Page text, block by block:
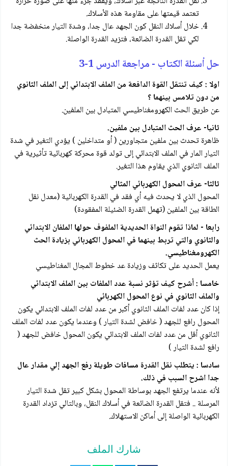
تعتمد قيمتها على مقاومة هذه الأسلاك.
خلال أسلاك النقل كون الجهد عال جدا، وشدة التيار منخفضة جدا
لكي تقل القدرة الضائعة، فتزيد القدرة الواصلة.
حل أسئلة الكتاب - مراجعة الدرس 1-3
اولا : كيف تنتقل القوة الدافعة من الملف الابتدائي إلى الملف الثانوي
من دون تلامس بينهما ؟
عن طريق الحث الكهرومغناطيسي المتبادل بين الملفين.
ثانيا- عرف الحث المتبادل بين ملفين.
ظاهرة تحدث بين ملفين متجاورين ( أو متداخلين ) يؤدي التغير في شدة
التيار المار في الملف الابتدائي إلى تولد قوة محركة كهربائية تأثيرية في
الملف الثانوي الذي يقاوم هذا التغير.
ثالثا- عرف المحول الكهربائي المثالي
المحول الذي لا يحدث فيه أي فقد في القدرة الكهربائية (معدل نقل
الطاقة بين الملفين (تهمل القدرة الضئيلة المفقودة)
رابعا - لماذا تقوم النواة الحديدية الملفوف حولها الملفان الابتدائي
والثانوي والتي تربط بينهما في المحول الكهربائي بزيادة الحث
الكهرومغناطيسي.
يعمل الحديد على تكاثف وزيادة عد خطوط المجال المغناطيسي
خامسا : أشرح كيف تؤثر نسبة عدد الملفات بين الملف الابتدائي
والملف الثانوي في نوع المحول الكهربائي
إذا كان عدد لفات الملف الثانوي أكبر من عدد لفات الملف الابتدائي يكون
المحول رافع للجهد ( خافض لشدة التيار ) وعندما يكون عدد لفات الملف
الثانوي أقل من عدد لفات الملف الابتدائي يكون المحول خافض للجهد (
رافع لشدة التيار )
سادسا : يتطلب نقل القدرة مسافات طويلة رفع الجهد إلي مقدار عال
جدا اشرح السبب في ذلك.
لأنه عندما يرتفع الجهد بوساطة المحول بشكل كبير تقل شدة التيار
المرسلة .. فتقل القدرة الضائعة في أسلاك النقل، وبالتالي تزداد القدرة
الكهربائية الواصلة إلى أماكن الاستهلاك.
شارك الملف